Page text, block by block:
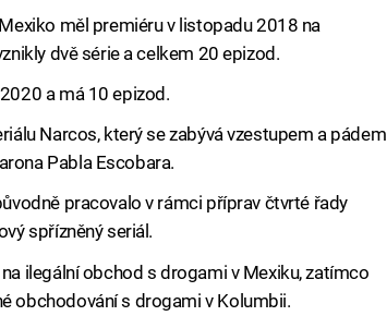
měl premiéru v listopadu 2018 na
dvě série a celkem 20 epizod.
a má 10 epizod.
Narcos, který se zabývá vzestupem a pádem
Pabla Escobara.
pracovalo v rámci příprav čtvrté řady
spřízněný seriál.
ilegální obchod s drogami v Mexiku, zatímco
obchodování s drogami v Kolumbii.